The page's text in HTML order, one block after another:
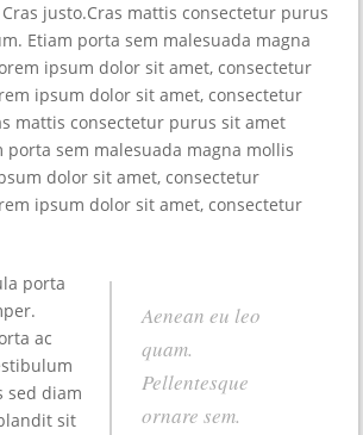
justo.Cras mattis consectetur purus
Etiam porta sem malesuada magna
ipsum dolor sit amet, consectetur
ipsum dolor sit amet, consectetur
mattis consectetur purus sit amet
sem malesuada magna mollis
dolor sit amet, consectetur
ipsum dolor sit amet, consectetur
Aenean eu leo
quam.
Pellentesque
ornare sem.
porta
ac
sed diam
sit